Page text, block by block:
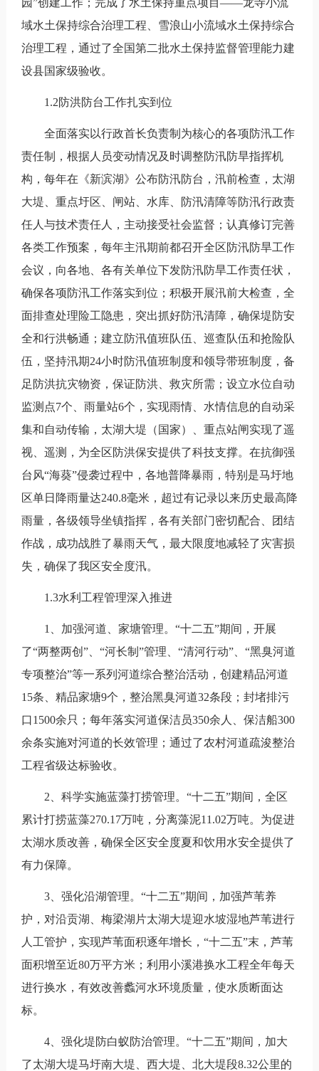
园”创建工作；完成了水土保持重点项目——龙寺小流
域水土保持综合治理工程、雪浪山小流域水土保持综合
治理工程，通过了全国第二批水土保持监督管理能力建
设县国家级验收。
1.2防洪防台工作扎实到位
全面落实以行政首长负责制为核心的各项防汛工作
责任制，根据人员变动情况及时调整防汛防旱指挥机
构，每年在《新滨湖》公布防汛防台，汛前检查，太湖
大堤、重点圩区、闸站、水库、防汛清障等防汛行政责
任人与技术责任人，主动接受社会监督；认真修订完善
各类工作预案，每年主汛期前都召开全区防汛防旱工作
会议，向各地、各有关单位下发防汛防旱工作责任状，
确保各项防汛工作落实到位；积极开展汛前大检查，全
面排查处理险工隐患，突出抓好防汛清障，确保堤防安
全和行洪畅通；建立防汛值班队伍、巡查队伍和抢险队
伍，坚持汛期24小时防汛值班制度和领导带班制度，备
足防洪抗灾物资，保证防洪、救灾所需；设立水位自动
监测点7个、雨量站6个，实现雨情、水情信息的自动采
集和自动传输，太湖大堤（国家）、重点站闸实现了遥
视、遥测，为全区防洪保安提供了科技支撑。在抗御强
台风“海葵”侵袭过程中，各地普降暴雨，特别是马圩地
区单日降雨量达240.8毫米，超过有记录以来历史最高降
雨量，各级领导坐镇指挥，各有关部门密切配合、团结
作战，成功战胜了暴雨天气，最大限度地减轻了灾害损
失，确保了我区安全度汛。
1.3水利工程管理深入推进
1、加强河道、家塘管理。“十二五”期间，开展
了“两整两创”、“河长制”管理、“清河行动”、“黑臭河道
专项整治”等一系列河道综合整治活动，创建精品河道
15条、精品家塘9个，整治黑臭河道32条段；封堵排污
口1500余只；每年落实河道保洁员350余人、保洁船300
余条实施对河道的长效管理；通过了农村河道疏浚整治
工程省级达标验收。
2、科学实施蓝藻打捞管理。“十二五”期间，全区
累计打捞蓝藻270.17万吨，分离藻泥11.02万吨。为促进
太湖水质改善，确保全区安全度夏和饮用水安全提供了
有力保障。
3、强化沿湖管理。“十二五”期间，加强芦苇养
护，对沿贡湖、梅梁湖片太湖大堤迎水坡湿地芦苇进行
人工管护，实现芦苇面积逐年增长，“十二五”末，芦苇
面积增至近80万平方米；利用小溪港换水工程全年每天
进行换水，有效改善蠡河水环境质量，使水质断面达
标。
4、强化堤防白蚁防治管理。“十二五”期间，加大
了太湖大堤马圩南大堤、西大堤、北大堤段8.32公里的